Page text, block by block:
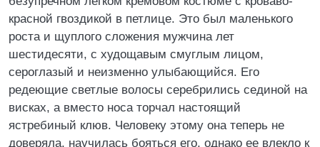
красной гвоздикой в петлице. Это был маленького
роста и щуплого сложения мужчина лет
шестидесяти, с худощавым смуглым лицом,
сероглазый и неизменно улыбающийся. Его
редеющие светлые волосы серебрились сединой на
висках, а вместо носа торчал настоящий
ястребиный клюв. Человеку этому она теперь не
доверяла, научилась бояться его, однако ее влекло к